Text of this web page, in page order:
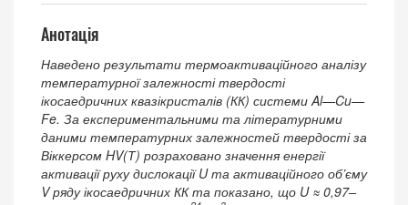
Анотація
Наведено результати термоактиваційного аналізу
температурної залежності твердості
ікосаедричних квазікристалів (КК) системи Al—Cu—
Fe. За експериментальними та літературними
даними температурних залежностей твердості за
Віккерсом HV(Т) розраховано значення енергії
активації руху дислокації U та активаційного об’єму
V ряду ікосаедричних КК та показано, що U ≈ 0,97–